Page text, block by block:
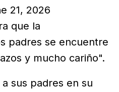
21, 2026
que la
padres se encuentre
y mucho cariño".
sus padres en su